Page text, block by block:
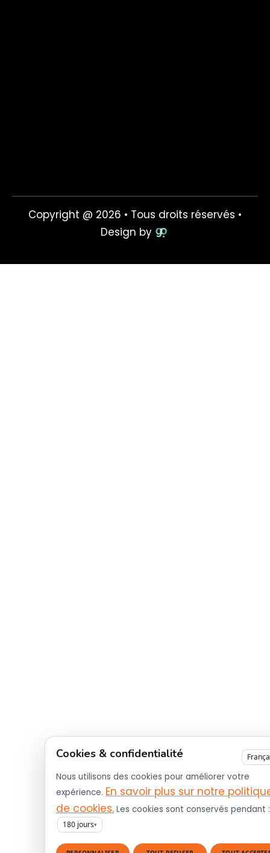
Copyright @ 2026 • Tous droits réservés •
Design by
Cookies & confidentialité
Nous utilisons des cookies pour améliorer votre
expérience. En savoir plus sur notre
de cookies. Les cookies sont conservés pendant :
180 jours▾